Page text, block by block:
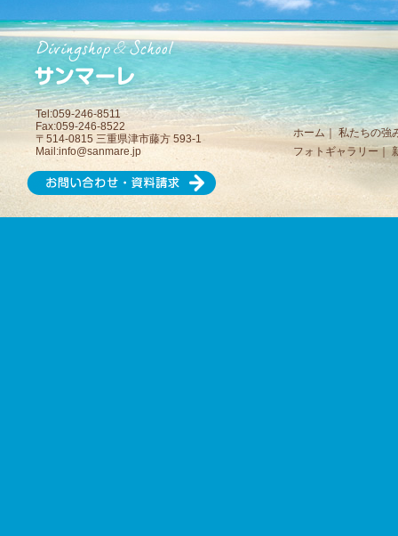
Tel:059-246-8511
Fax:059-246-8522
〒514-0815 三重県津市藤方 593-1
Mail:info@sanmare.jp
ホーム
私たちの強
フォトギャラリー｜